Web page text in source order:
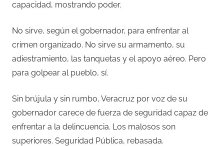
capacidad, mostrando poder.
No sirve, según el gobernador, para enfrentar al
crimen organizado. No sirve su armamento, su
adiestramiento, las tanquetas y el apoyo aéreo. Pero
para golpear al pueblo, sí.
Sin brújula y sin rumbo, Veracruz por voz de su
gobernador carece de fuerza de seguridad capaz de
enfrentar a la delincuencia. Los malosos son
superiores. Seguridad Pública, rebasada.